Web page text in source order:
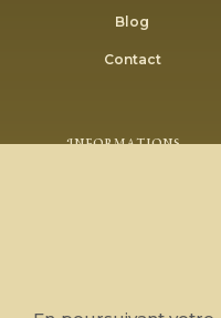
Blog
Contact
Informations
Inscrivez-vous à
bons